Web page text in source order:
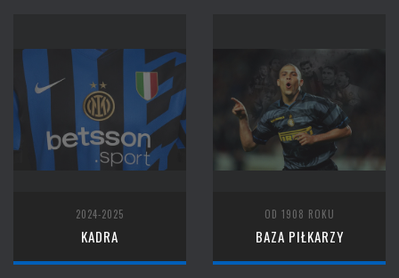
2024-2025
KADRA
OD 1908 ROKU
BAZA PIŁKARZY